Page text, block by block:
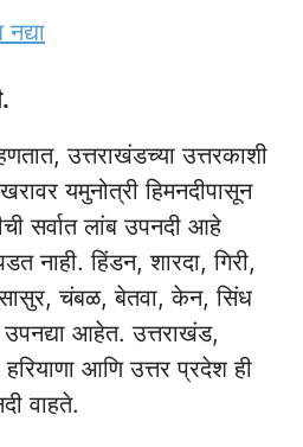
उत्तराखंडच्या उत्तरकाशी
यमुनोत्री हिमनदीपासून
सर्वात लांब उपनदी आहे
नाही. हिंडन, शारदा, गिरी,
चंबळ, बेतवा, केन, सिंध
आहेत. उत्तराखंड,
आणि उत्तर प्रदेश ही
वाहते.